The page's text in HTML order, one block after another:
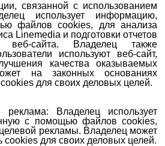
связанной с использованием
использует информацию,
файлов cookies, для анализа
Linemedia и подготовки отчетов
веб-сайта. Владелец также
используют веб-сайт,
качества оказываемых
на законных основаниях
для своих деловых целей.
реклама: Владелец использует
с помощью файлов cookies,
рекламы. Владелец может
cookies для своих деловых целей.